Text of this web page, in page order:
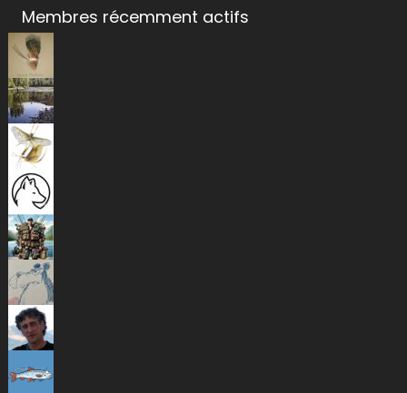
Membres récemment actifs